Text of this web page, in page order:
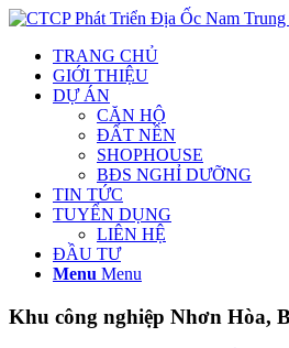
TRANG CHỦ
GIỚI THIỆU
DỰ ÁN
CĂN HỘ
ĐẤT NỀN
SHOPHOUSE
BĐS NGHỈ DƯỠNG
TIN TỨC
TUYỂN DỤNG
LIÊN HỆ
ĐẦU TƯ
Menu Menu
Khu công nghiệp Nhơn Hòa,